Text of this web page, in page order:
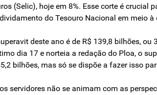
(Selic), hoje em 8%. Esse corte é
do Tesouro Nacional em meio
deste ano é de R$ 139,8 bilhões,
dia 17 e norteia a redação do Ploa, o
bilhões, mas só se dispõe a fazer isso
servidores não se animam com as